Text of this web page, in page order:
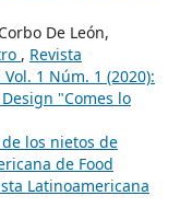
De León,
, Revista
1 Núm. 1 (2020):
"Comes lo
los nietos de
de Food
Latinoamericana